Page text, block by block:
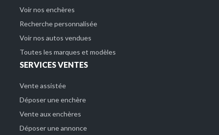
Voir nos enchères
Recherche personnalisée
Voir nos autos vendues
Toutes les marques et modèles
SERVICES VENTES
Vente assistée
Déposer une enchère
Vente aux enchères
Déposer une annonce